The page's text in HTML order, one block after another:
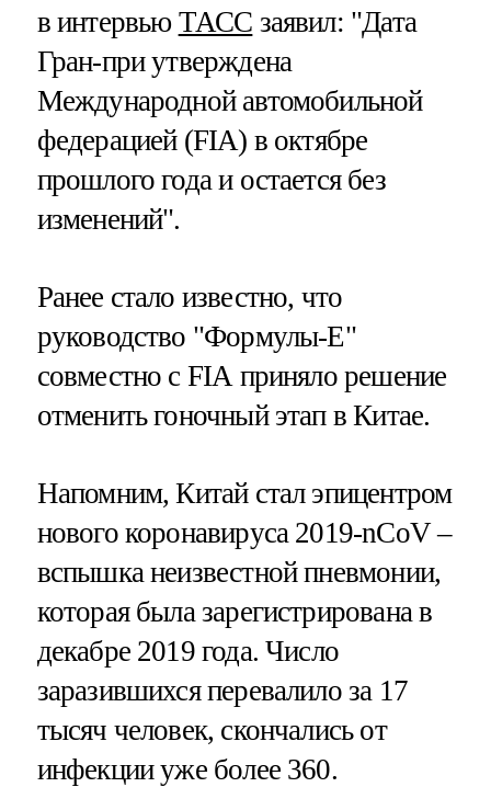
в интервью ТАСС заявил: "Дата
Гран-при утверждена
Международной автомобильной
федерацией (FIA) в октябре
прошлого года и остается без
изменений".
Ранее стало известно, что
руководство "Формулы-Е"
совместно с FIA приняло решение
отменить гоночный этап в Китае.
Напомним, Китай стал эпицентром
нового коронавируса 2019-nCoV –
вспышка неизвестной пневмонии,
которая была зарегистрирована в
декабре 2019 года. Число
заразившихся перевалило за 17
тысяч человек, скончались от
инфекции уже более 360.